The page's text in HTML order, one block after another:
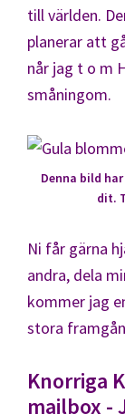
till världen.
planerar att
når jag t o m
småningom.
Denna bild
dit.
Ni får gärna
andra, dela
kommer jag
stora
Knorriga
mailbox -